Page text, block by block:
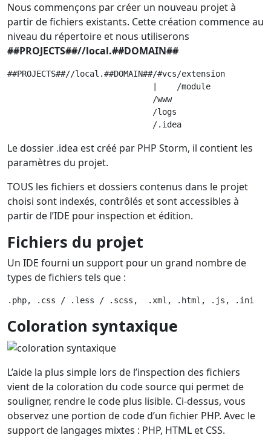
Nous commençons par créer un nouveau projet à
partir de fichiers existants. Cette création commence au
niveau du répertoire et nous utiliserons
##PROJECTS##//local.##DOMAIN##
##PROJECTS##//local.##DOMAIN##/#vcs/extension
                              |    /module
                              /www
                              /logs
Le dossier .idea est créé par PHP Storm, il contient les
paramètres du projet.
TOUS les fichiers et dossiers contenus dans le projet
choisi sont indexés, contrôlés et sont accessibles à
partir de l’IDE pour inspection et édition.
Fichiers du projet
Un IDE fourni un support pour un grand nombre de
types de fichiers tels que :
.php, .css / .less / .scss,  .xml, .html, .js, .ini
Coloration syntaxique
L’aide la plus simple lors de l’inspection des fichiers
vient de la coloration du code source qui permet de
souligner, rendre le code plus lisible. Ci-dessus, vous
observez une portion de code d’un fichier PHP. Avec le
support de langages mixtes : PHP, HTML et CSS.